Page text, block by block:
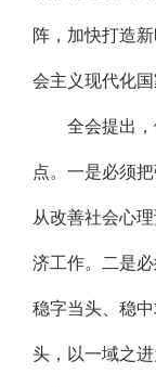
阵，加快打造
会主义现代化国
全会提出
点。一是必须
从改善社会心
济工作。二是
稳字当头、稳
头，以一域之